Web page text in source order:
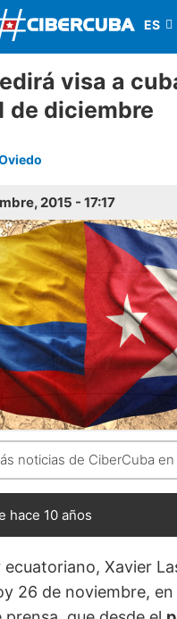
visa a
de diciembre
2015 - 17:17
noticias de CiberCuba
hace 10 años
ecuatoriano, Xavier
26 de noviembre, en